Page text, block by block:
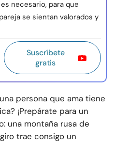
necesario, para que
se sientan valorados y
Suscríbete
gratis
persona que ama tiene
¡Prepárate para un
una montaña rusa de
trae consigo un